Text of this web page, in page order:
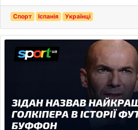
Спорт Іспанія Українці